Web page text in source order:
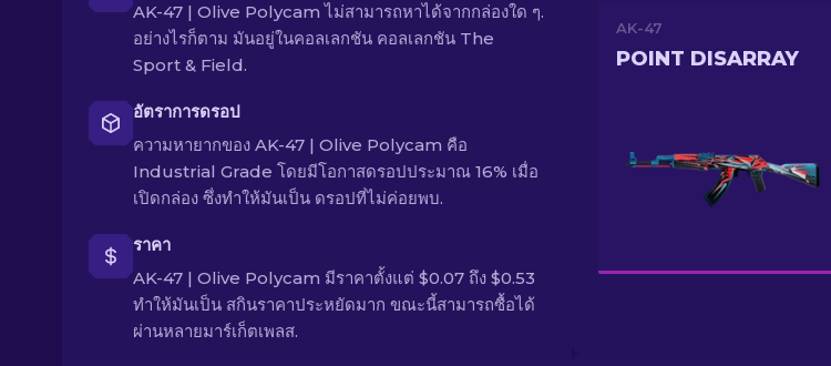
AK-47 | Olive Polycam ไม่สามารถหาได้จากกล่องใด ๆ.
อย่างไรก็ตาม มันอยู่ในคอลเลกชัน คอลเลกชัน The
Sport & Field.
อัตราการดรอป
ความหายากของ AK-47 | Olive Polycam คือ
Industrial Grade โดยมีโอกาสดรอปประมาณ 16% เมื่อ
เปิดกล่อง ซึ่งทำให้มันเป็น ดรอปที่ไม่ค่อยพบ.
ราคา
AK-47 | Olive Polycam มีราคาตั้งแต่ $0.07 ถึง $0.53
ทำให้มันเป็น สกินราคาประหยัดมาก ขณะนี้สามารถซื้อได้
ผ่านหลายมาร์เก็ตเพลส.
AK-47
POINT DISARRAY